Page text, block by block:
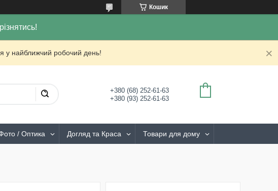
Кошик
у найближчий робочий день!
+380 (68) 252-61-63
+380 (93) 252-61-63
/ Оптика Догляд та Краса Товари для дому